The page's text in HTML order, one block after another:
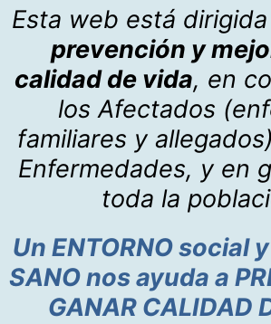
Esta web está
prevención y
calidad de vida, en
los Afectados
familiares y
Enfermedades, y en
toda la
Un ENTORNO social
SANO nos ayuda a
GANAR CALIDAD